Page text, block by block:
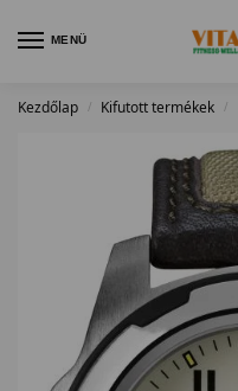
MENÜ
Kezdőlap / Kifutott termékek /